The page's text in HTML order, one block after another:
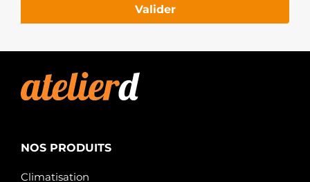
Valider
NOS PRODUITS
Climatisation